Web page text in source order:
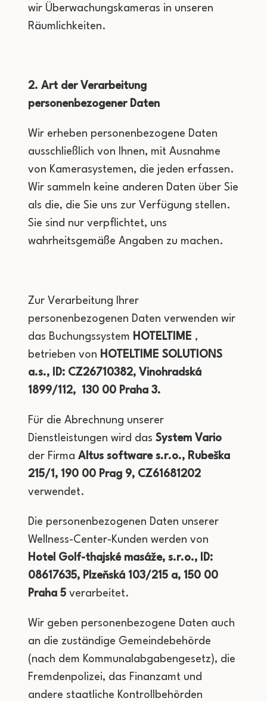
wir Überwachungskameras in unseren
Räumlichkeiten.
2. Art der Verarbeitung
personenbezogener Daten
Wir erheben personenbezogene Daten
ausschließlich von Ihnen, mit Ausnahme
von Kamerasystemen, die jeden erfassen.
Wir sammeln keine anderen Daten über Sie
als die, die Sie uns zur Verfügung stellen.
Sie sind nur verpflichtet, uns
wahrheitsgemäße Angaben zu machen.
Zur Verarbeitung Ihrer
personenbezogenen Daten verwenden wir
das Buchungssystem HOTELTIME ,
betrieben von HOTELTIME SOLUTIONS
a.s., ID: CZ26710382, Vinohradská
1899/112, 130 00 Praha 3.
Für die Abrechnung unserer
Dienstleistungen wird dasSystem Vario
der FirmaAltus software s.r.o., Rubeška
215/1, 190 00 Prag 9, CZ61681202
verwendet.
Die personenbezogenen Daten unserer
Wellness-Center-Kunden werden von
Hotel Golf-thajské masáže, s.r.o., ID:
08617635, Plzeňská 103/215 a, 150 00
Praha 5 verarbeitet.
Wir geben personenbezogene Daten auch
an die zuständige Gemeindebehörde
(nach dem Kommunalabgabengesetz), die
Fremdenpolizei, das Finanzamt und
andere staatliche Kontrollbehörden